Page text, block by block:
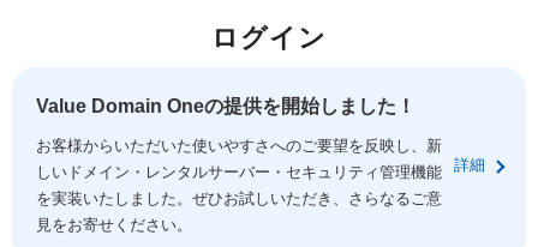
ドメイン移管
ドメイン価格一覧
ドメイン一括検索
コアサーバー
バリューサーバー
XREA
セキュリティトップ
Value Domain ネットde診断
SSL証明書
サービストップ
お得意様割引
facebook
ログイン
Value Domain Oneの提供を開始しました！
お客様からいただいた使いやすさへのご要望を反映し、新
しいドメイン・レンタルサーバー・セキュリティ管理機能
を実装いたしました。ぜひお試しいただき、さらなるご意
見をお寄せください。
詳細